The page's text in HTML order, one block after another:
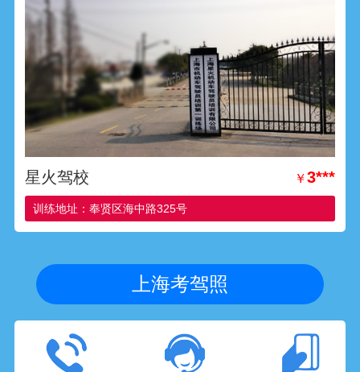
星火驾校 ￥3***
训练地址：奉贤区海中路325号
上海考驾照